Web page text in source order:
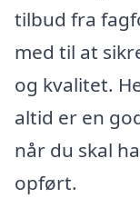
tilbud fra
med til at
og kvalitet.
altid er en
når du skal
opført.